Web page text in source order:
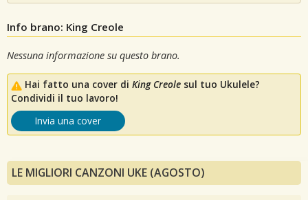
Info brano: King Creole
Nessuna informazione su questo brano.
Hai fatto una cover di King Creole sul tuo Ukulele?
Condividi il tuo lavoro!
Invia una cover
LE MIGLIORI CANZONI UKE (AGOSTO)